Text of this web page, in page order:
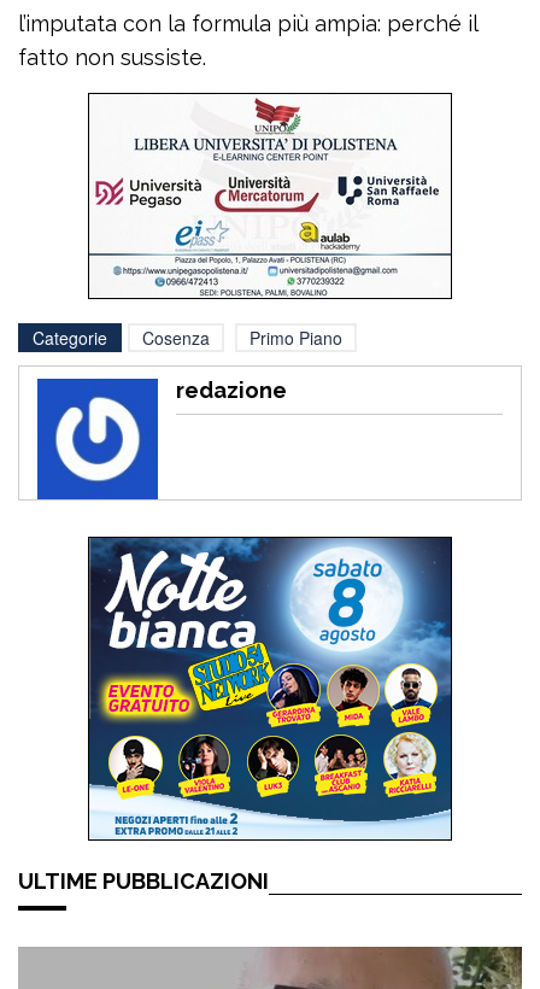
l’imputata con la formula più ampia: perché il
fatto non sussiste.
Categorie Cosenza Primo Piano
redazione
ULTIME PUBBLICAZIONI